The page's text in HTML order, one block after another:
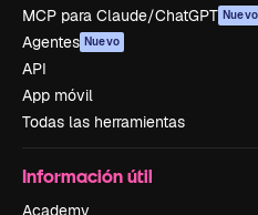
MCP para Claude/ChatGPT Nuevo
Agentes Nuevo
API
App móvil
Todas las herramientas
Información útil
Academy